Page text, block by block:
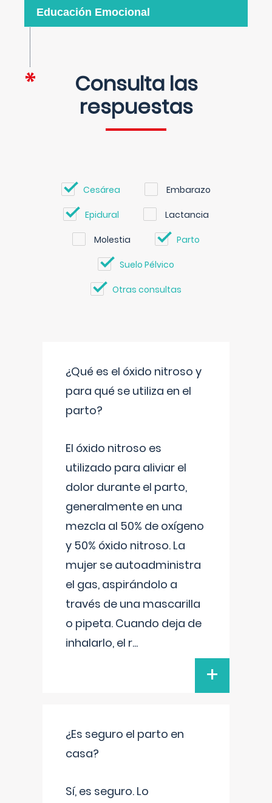
Educación Emocional
Consulta las
respuestas
Cesárea Embarazo
Epidural Lactancia
Molestia Parto
Suelo Pélvico
Otras consultas
¿Qué es el óxido nitroso y
para qué se utiliza en el
parto?
El óxido nitroso es
utilizado para aliviar el
dolor durante el parto,
generalmente en una
mezcla al 50% de oxígeno
y 50% óxido nitroso. La
mujer se autoadministra
el gas, aspirándolo a
través de una mascarilla
o pipeta. Cuando deja de
inhalarlo, el r...
+
¿Es seguro el parto en
casa?
Sí, es seguro. Lo